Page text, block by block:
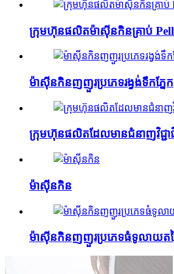
ក្រុមហ៊ុនផលិតម៉ាស៊ីនកិនគ្រាប់
ម៉ាស៊ីនកិនញញួរប្រភេទរង្វង់ទឹកភ្នែក
ក្រុមហ៊ុនផលិតដែលមានជំនាញវិជ្ជ
ម៉ាស៊ីនកិន
ម៉ាស៊ីនកិនញញួរប្រភេទធំទូលាយតម្